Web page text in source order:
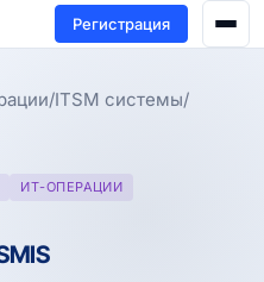
Регистрация
/ITSM системы/
ИТ-ОПЕРАЦИИ